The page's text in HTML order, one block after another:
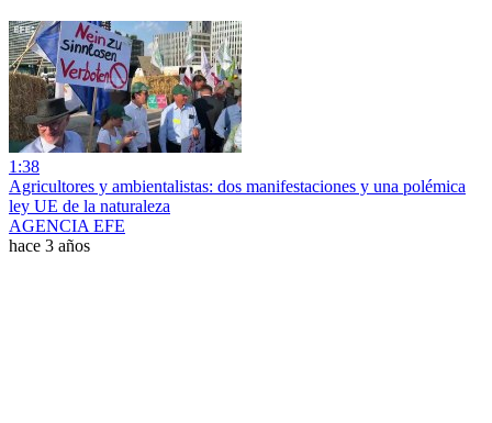
1:38
Agricultores y ambientalistas: dos manifestaciones y una polémica
ley UE de la naturaleza
AGENCIA EFE
hace 3 años